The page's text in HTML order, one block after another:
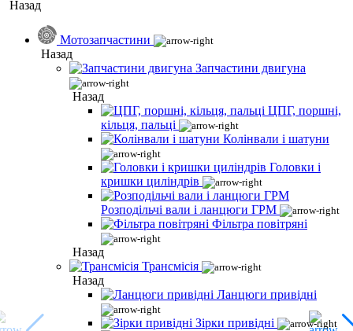
Назад
Мотозапчастини
Назад
Запчастини двигуна
Назад
ЦПГ, поршні,
кільця, пальці
Колінвали і шатуни
Головки і
кришки циліндрів
Розподільчі вали і ланцюги ГРМ
Фільтра повітряні
Назад
Трансмісія
Назад
Ланцюги привідні
Зірки привідні